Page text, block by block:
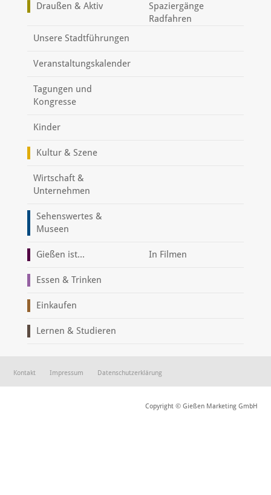
Draußen & Aktiv
Spaziergänge
Radfahren
Unsere Stadtführungen
Veranstaltungskalender
Tagungen und
Kongresse
Kinder
Kultur & Szene
Wirtschaft &
Unternehmen
Sehenswertes &
Museen
Gießen ist... In Filmen
Essen & Trinken
Einkaufen
Lernen & Studieren
Kontakt Impressum Datenschutzerklärung
Copyright © Gießen Marketing GmbH